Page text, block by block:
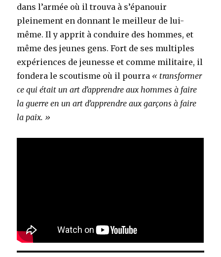
dans l’armée où il trouva à s’épanouir
pleinement en donnant le meilleur de lui-
même. Il y apprit à conduire des hommes, et
même des jeunes gens. Fort de ses multiples
expériences de jeunesse et comme militaire, il
fondera le scoutisme où il pourra « transformer
ce qui était un art d’apprendre aux hommes à faire
la guerre en un art d’apprendre aux garçons à faire
la paix. »